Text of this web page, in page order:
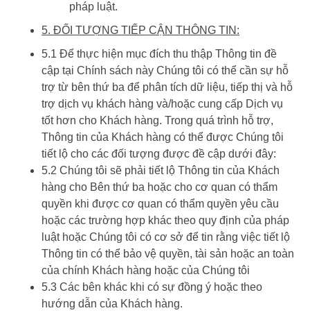
pháp luật.
5. ĐỐI TƯỢNG TIẾP CẬN THÔNG TIN:
5.1 Để thực hiện mục đích thu thập Thông tin đề
cập tại Chính sách này Chúng tôi có thể cần sự hỗ
trợ từ bên thứ ba để phân tích dữ liệu, tiếp thị và hỗ
trợ dịch vụ khách hàng và/hoặc cung cấp Dịch vụ
tốt hơn cho Khách hàng. Trong quá trình hỗ trợ,
Thông tin của Khách hàng có thể được Chúng tôi
tiết lộ cho các đối tượng được đề cập dưới đây:
5.2 Chúng tôi sẽ phải tiết lộ Thông tin của Khách
hàng cho Bên thứ ba hoặc cho cơ quan có thẩm
quyền khi được cơ quan có thẩm quyền yêu cầu
hoặc các trường hợp khác theo quy định của pháp
luật hoặc Chúng tôi có cơ sở để tin rằng việc tiết lộ
Thông tin có thể bảo vệ quyền, tài sản hoặc an toàn
của chính Khách hàng hoặc của Chúng tôi
5.3 Các bên khác khi có sự đồng ý hoặc theo
hướng dẫn của Khách hàng.